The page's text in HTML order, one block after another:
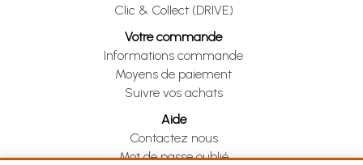
Clic & Collect (DRIVE)
Votre commande
Informations commande
Moyens de paiement
Suivre vos achats
Aide
Contactez nous
Mot de passe oublié